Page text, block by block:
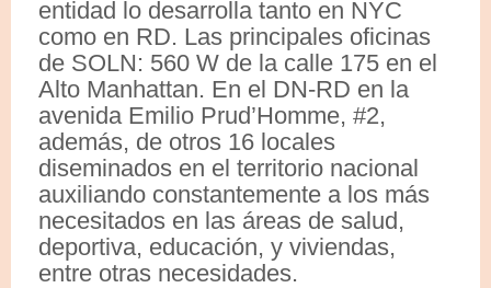
entidad lo desarrolla tanto en NYC
como en RD. Las principales oficinas
de SOLN: 560 W de la calle 175 en el
Alto Manhattan. En el DN-RD en la
avenida Emilio Prud’Homme, #2,
además, de otros 16 locales
diseminados en el territorio nacional
auxiliando constantemente a los más
necesitados en las áreas de salud,
deportiva, educación, y viviendas,
entre otras necesidades.